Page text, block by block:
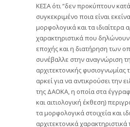
ΚΕΣΑ ότι “δεν προκύπτουν
συγκεκριμένο ποια είναι
μορφολογικά και τα ιδιαίτερα
χαρακτηριστικά που
εποχής και η διατήρηση των
συνέβαλλε στην αναγνώριση
αρχιτεκτονικής φυσιογνωμίας
αρκεί για να αντικρούσει την
της ΔΑΟΚΑ, η οποία στα
και αιτιολογική έκθεση)
τα μορφολογικά στοιχεία και
αρχιτεκτονικά